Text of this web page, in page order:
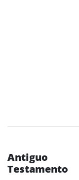
Antiguo
Testamento